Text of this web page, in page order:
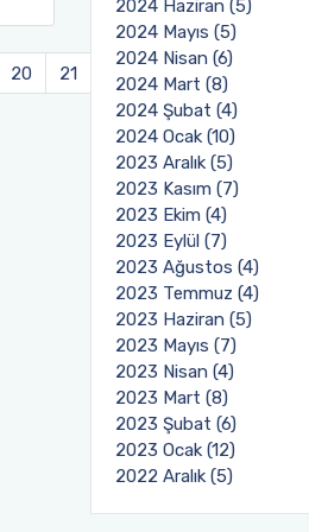
20 21 21 Sonraki
2024 Haziran (5)
2024 Mayıs (5)
2024 Nisan (6)
2024 Mart (8)
2024 Şubat (4)
2024 Ocak (10)
2023 Aralık (5)
2023 Kasım (7)
2023 Ekim (4)
2023 Eylül (7)
2023 Ağustos (4)
2023 Temmuz (4)
2023 Haziran (5)
2023 Mayıs (7)
2023 Nisan (4)
2023 Mart (8)
2023 Şubat (6)
2023 Ocak (12)
2022 Aralık (5)